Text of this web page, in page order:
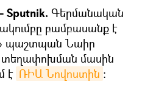
Sputnik. Գերմանական
բամբասանք է
պաշտպան Նաիր
տեղափոխման մասին
է ՌԻԱ Նովոստին ։